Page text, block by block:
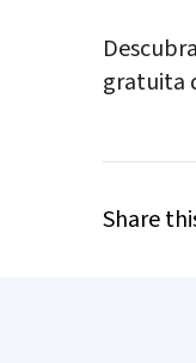
gratuita
Share